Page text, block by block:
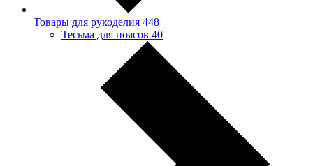
Товары для рукоделия 448
Тесьма для поясов 40